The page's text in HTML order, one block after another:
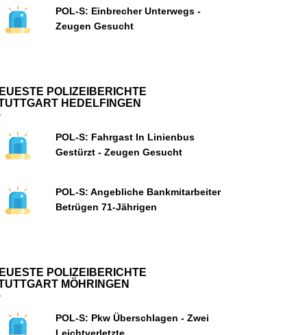
POL-S: Einbrecher Unterwegs -
Zeugen Gesucht
POLIZEIBERICHTE
HEDELFINGEN
POL-S: Fahrgast In Linienbus
Gestürzt - Zeugen Gesucht
POL-S: Angebliche Bankmitarbeiter
Betrügen 71-Jährigen
POLIZEIBERICHTE
MÖHRINGEN
POL-S: Pkw Überschlagen - Zwei